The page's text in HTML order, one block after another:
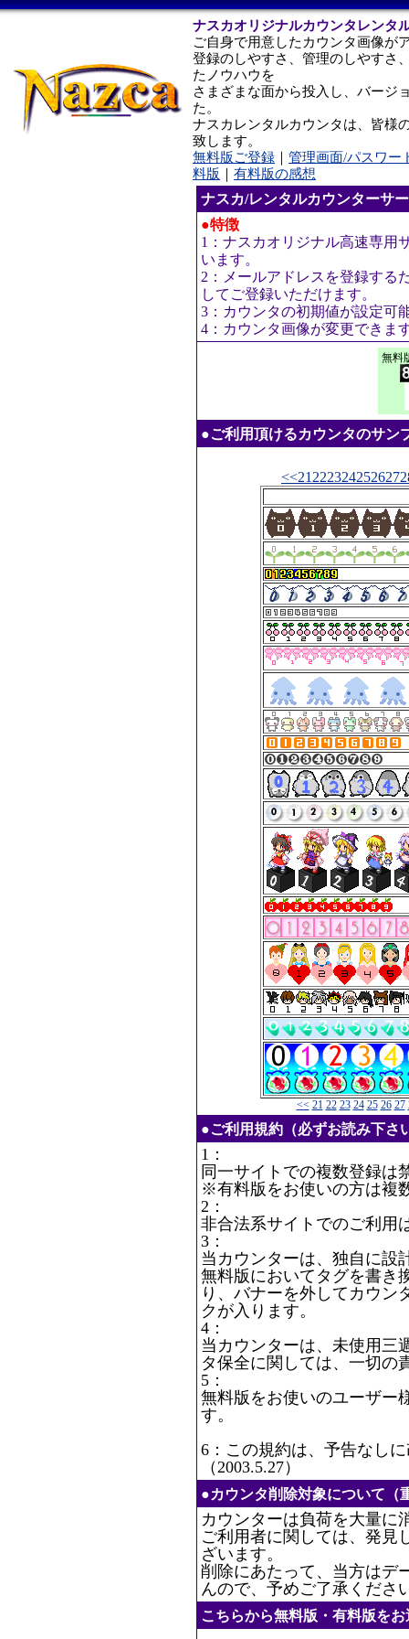
ナスカオリジナルカウンタレンタ
ご自身で用意したカウンタ画像が
登録のしやすさ、管理のしやすさ
たノウハウを
さまざまな面から投入し、バージ
た。
ナスカレンタルカウンタは、皆様
致します。
無料版ご登録 ｜ 管理画面/パスワー
料版 ｜ 有料版の感想
ナスカ/レンタルカウンターサ
●特徴
1：ナスカオリジナル高速専用
います。
2：メールアドレスを登録する
してご登録いただけます。
3：カウンタの初期値が設定可
4：カウンタ画像が変更できま
無料
●ご利用頂けるカウンタのサン
<<21222324252627
<< 21 22 23 24 25 26 27
●ご利用規約（必ずお読み下さ
1：
同一サイトでの複数登録は
※有料版をお使いの方は複
2：
非合法系サイトでのご利用
3：
当カウンターは、独自に設
無料版においてタグを書き
り、バナーを外してカウン
クが入ります。
4：
当カウンターは、未使用三
タ保全に関しては、一切の
5：
無料版をお使いのユーザー
す。
6：この規約は、予告なし
（2003.5.27）
●カウンタ削除対象について（
カウンターは負荷を大量に
ご利用者に関しては、発見
ざいます。
削除にあたって、当方はデ
んので、予めご了承くださ
こちらから無料版・有料版を